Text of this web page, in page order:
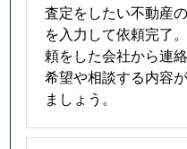
査定をしたい不動産
を入力して依頼完了
頼をした会社から連絡
希望や相談する内容
ましょう。